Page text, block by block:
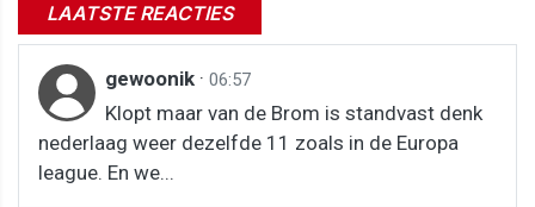
LAATSTE REACTIES
gewoonik · 06:57
Klopt maar van de Brom is standvast denk
nederlaag weer dezelfde 11 zoals in de Europa
league. En we...